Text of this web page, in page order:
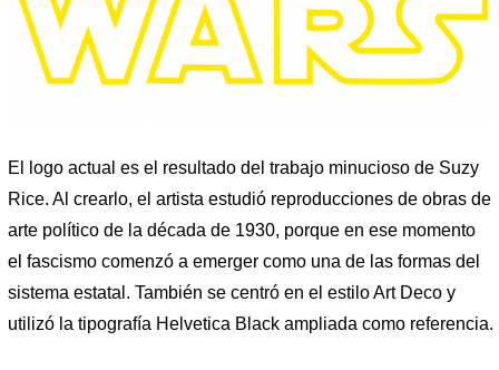
El logo actual es el resultado del trabajo minucioso de Suzy
Rice. Al crearlo, el artista estudió reproducciones de obras de
arte político de la década de 1930, porque en ese momento
el fascismo comenzó a emerger como una de las formas del
sistema estatal. También se centró en el estilo Art Deco y
utilizó la tipografía Helvetica Black ampliada como referencia.